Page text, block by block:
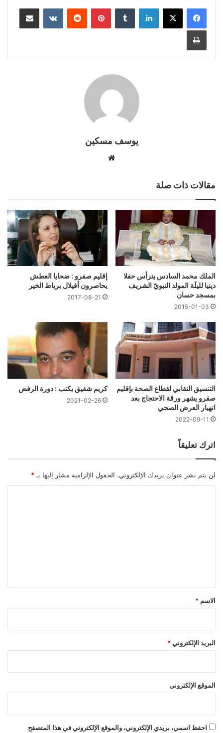
لينكدإن بينتيريست مشاركة عبر البريد
طباعة
يوسف مسكين
مقالات ذات صلة
الملك محمد السادس يترأس حفلا
دينيا لليلَة المولد النبويّ الشريف
بمسجد حسان
2015-01-03
إقليم صفرو : ضحايا العطش
يحاصرون أفيلال برباط الخير
2017-08-21
التنسيق النقابي لقطاع الصحة بإقليم
صفرو يشهر ورقة الاحتجاج بعد
انهيار العرض الصحي
2022-09-11
كريم شفيق يكتب : دورة الرفض
2021-02-26
اترك تعليقاً
لن يتم نشر عنوان بريدك الإلكتروني. الحقول الإلزامية مشار إليها بـ *
*
الاسم *
البريد الإلكتروني *
الموقع الإلكتروني
احفظ اسمي، بريدي الإلكتروني، والموقع الإلكتروني في هذا المتصفح